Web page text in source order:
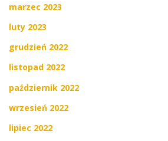
marzec 2023
luty 2023
grudzień 2022
listopad 2022
październik 2022
wrzesień 2022
lipiec 2022